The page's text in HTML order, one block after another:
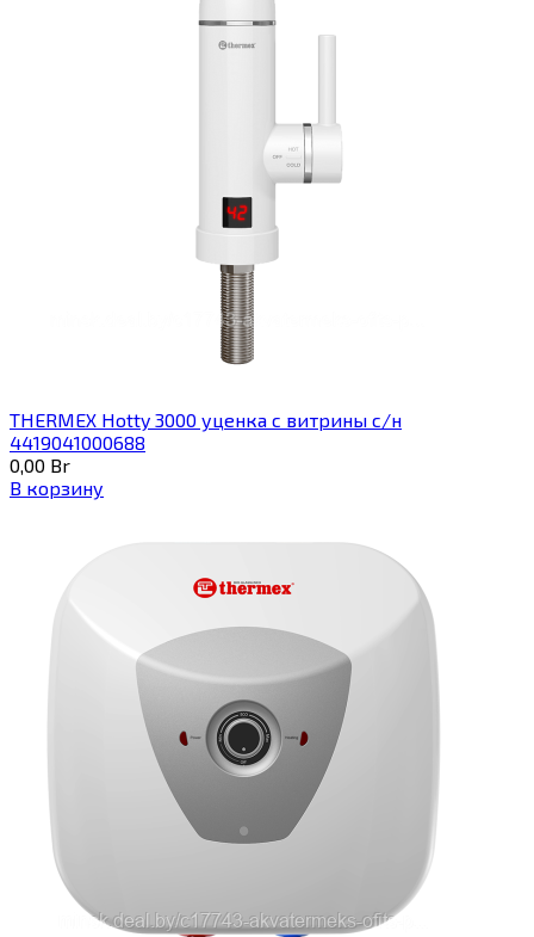
THERMEX Hotty 3000 уценка с витрины с/н
4419041000688
0,00 Br
В корзину